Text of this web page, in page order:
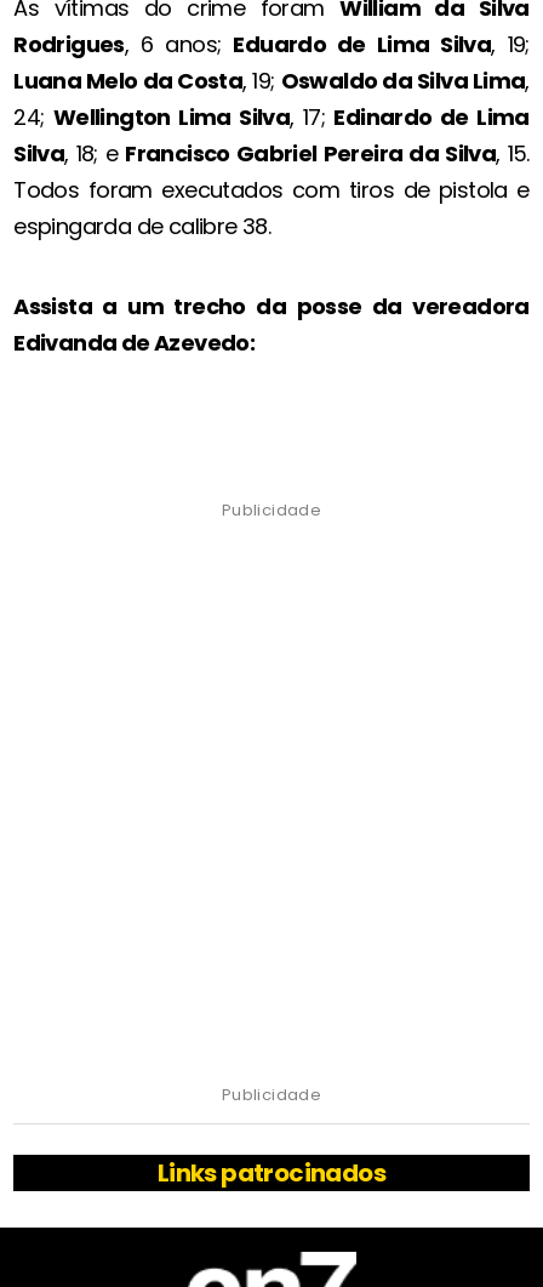
As vítimas do crime foramWilliam da Silva
Rodrigues, 6 anos; Eduardo de Lima Silva, 19;
Luana Melo da Costa, 19; Oswaldo da Silva Lima,
24; Wellington Lima Silva, 17; Edinardo de Lima
Silva, 18; e Francisco Gabriel Pereira da Silva, 15.
Todos foram executados com tiros de pistola e
espingarda de calibre 38.
Assista a um trecho da posse da vereadora
Edivanda de Azevedo:
Publicidade
Publicidade
Links patrocinados